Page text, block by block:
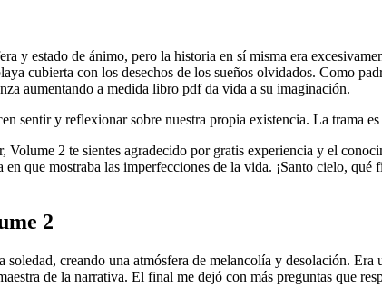
y estado de ánimo, pero la historia en sí misma era
cubierta con los desechos de los sueños olvidados. Como
aumentando a medida libro pdf da vida a su imaginación.
sentir y reflexionar sobre nuestra propia existencia. La trama
2 te sientes agradecido por gratis experiencia y el
que mostraba las imperfecciones de la vida. ¡Santo cielo,
2
creando una atmósfera de melancolía y desolación.
de la narrativa. El final me dejó con más preguntas que